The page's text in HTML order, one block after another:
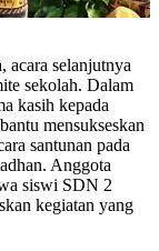
acara selanjutnya
sekolah. Dalam
kasih kepada
mensukseskan
santunan pada
Anggota
siswi SDN 2
kegiatan yang